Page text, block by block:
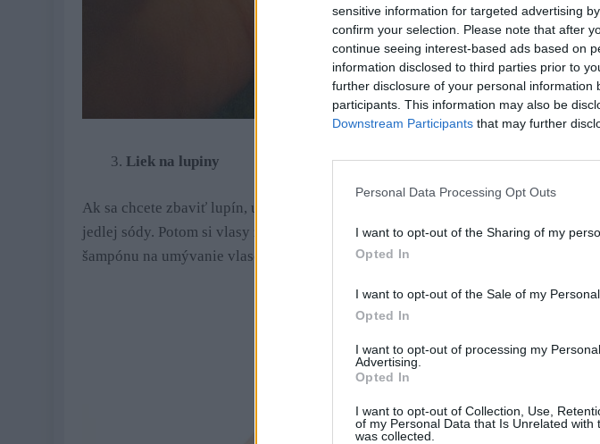
sensitive information for targeted advertising
confirm your selection. Please note that after
continue seeing interest-based ads based on
information disclosed to third parties prior to
further disclosure of your personal information
participants. This information may also be
Downstream Participants that may further
Personal Data Processing Opt Outs
I want to opt-out of the Sharing of my
Opted In
I want to opt-out of the Sale of my Personal
Opted In
I want to opt-out of processing my
Advertising.
Opted In
I want to opt-out of Collection, Use,
of my Personal Data that Is Unrelated with
was collected.
Liek na lupiny
Ak sa chcete zbaviť lupín, umyte si vlasy obvyklým spôsobom a následne si
jedlej sódy. Potom si vlasy zmyte vodou. V boji proti lupinám si môžete malé
šampónu na umývanie vlasov.